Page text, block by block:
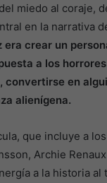
miedo al coraje,
en la narrativa
crear un
a los
convertirse en
alienígena.
que incluye a
Archie
a la historia al